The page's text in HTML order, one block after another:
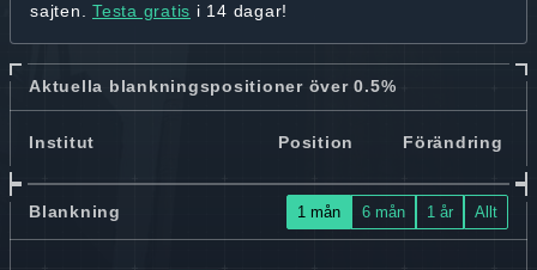
sajten. Testa gratis i 14 dagar!
Aktuella blankningspositioner över 0.5%
Institut Position Förändring
Blankning 1 mån 6 mån 1 år Allt